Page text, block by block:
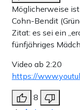
Möglicherweise
Cohn-Bendit
Zitat: es sei ein
fünfjähriges
Video ab 2:20
https://
8